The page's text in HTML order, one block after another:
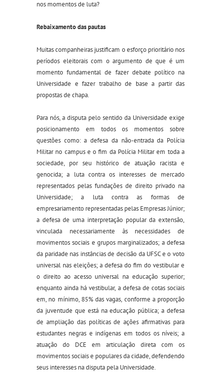
nos momentos de luta?
Rebaixamento das pautas
Muitas companheiras justificam o esforço prioritário nos
períodos eleitorais com o argumento de que é um
momento fundamental de fazer debate político na
Universidade e fazer trabalho de base a partir das
propostas de chapa.
Para nós, a disputa pelo sentido da Universidade exige
posicionamento em todos os momentos sobre
questões como: a defesa da não-entrada da Polícia
Militar no campus e o fim da Polícia Militar em toda a
sociedade, por seu histórico de atuação racista e
genocida; a luta contra os interesses de mercado
representados pelas fundações de direito privado na
Universidade; a luta contra as formas de
empresariamento representadas pelas Empresas Júnior;
a defesa de uma interpretação popular da extensão,
vinculada necessariamente às necessidades de
movimentos sociais e grupos marginalizados; a defesa
da paridade nas instâncias de decisão da UFSC e o voto
universal nas eleições; a defesa do fim do vestibular e
o direito ao acesso universal na educação superior;
enquanto ainda há vestibular, a defesa de cotas sociais
em, no mínimo, 85% das vagas, conforme a proporção
da juventude que está na educação pública; a defesa
de ampliação das políticas de ações afirmativas para
estudantes negras e indígenas em todos os níveis; a
atuação do DCE em articulação direta com os
movimentos sociais e populares da cidade, defendendo
seus interesses na disputa pela Universidade.